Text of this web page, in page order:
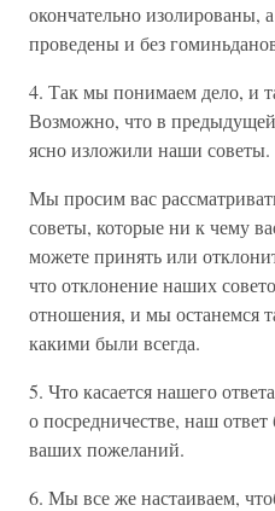
окончательно изолированы,
проведены и без
4. Так мы понимаем дело, и
Возможно, что в
ясно изложили наши советы.
Мы просим вас
советы, которые ни к чему
можете принять или
что отклонение наших
отношения, и мы останемся
какими были всегда.
5. Что касается нашего
о посредничестве, наш ответ
ваших пожеланий.
6. Мы все же настаиваем,